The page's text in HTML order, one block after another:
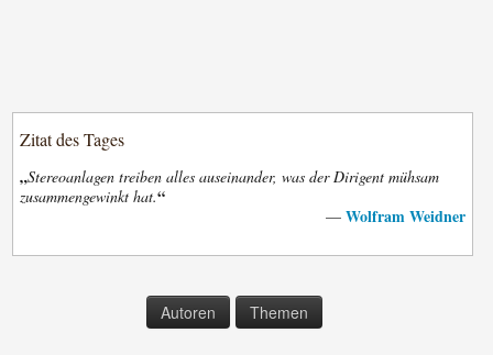
Zitat des Tages
„Stereoanlagen treiben alles auseinander, was der Dirigent mühsam
zusammengewinkt hat.“
— Wolfram Weidner
Autoren Themen